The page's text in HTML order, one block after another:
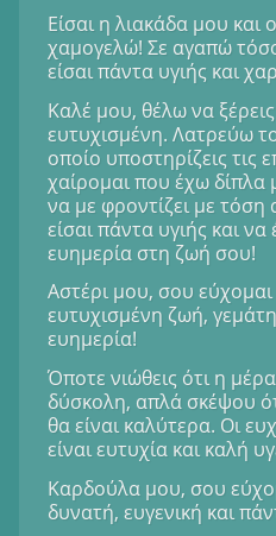
Είσαι η λιακάδα μου και
χαμογελώ! Σε αγαπώ
είσαι πάντα υγιής και
Καλέ μου, θέλω να ξέρεις
ευτυχισμένη. Λατρεύω
οποίο υποστηρίζεις τις
χαίρομαι που έχω
να με φροντίζει με
είσαι πάντα υγιής και να
ευημερία στη ζωή σου!
Αστέρι μου, σου
ευτυχισμένη ζωή,
ευημερία!
Όποτε νιώθεις ότι η
δύσκολη, απλά σκέψου
θα είναι καλύτερα. Οι
είναι ευτυχία και καλή
Καρδούλα μου, σου
δυνατή, ευγενική και